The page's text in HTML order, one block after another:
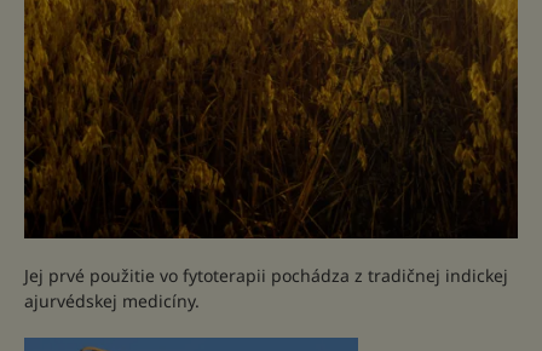
Jej prvé použitie vo fytoterapii pochádza z tradičnej indickej
ajurvédskej medicíny.